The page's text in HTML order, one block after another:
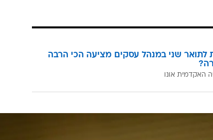
לתואר שני במנהל עסקים מציעה הכי הרבה
האקדמית אונו